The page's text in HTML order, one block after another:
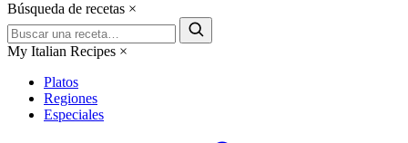
Búsqueda de recetas ×
My Italian Recipes ×
Platos
Regiones
Especiales